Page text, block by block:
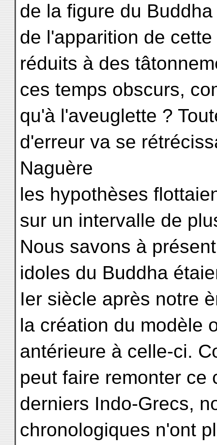
de la figure du
de l'apparition de
réduits à des
ces temps obscurs,
qu'à l'aveuglette ?
d'erreur va se
Naguère
les hypothèses
sur un intervalle de
Nous savons à
idoles du Buddha
Ier siècle après notre
la création du modèle
antérieure à celle-ci.
peut faire remonter ce
derniers Indo-Grecs,
chronologiques n'ont